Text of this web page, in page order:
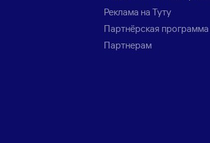
Реклама на Туту
Партнёрская программа
Партнерам